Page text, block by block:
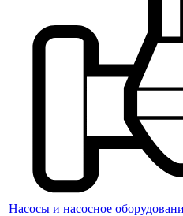
Насосы и насосное